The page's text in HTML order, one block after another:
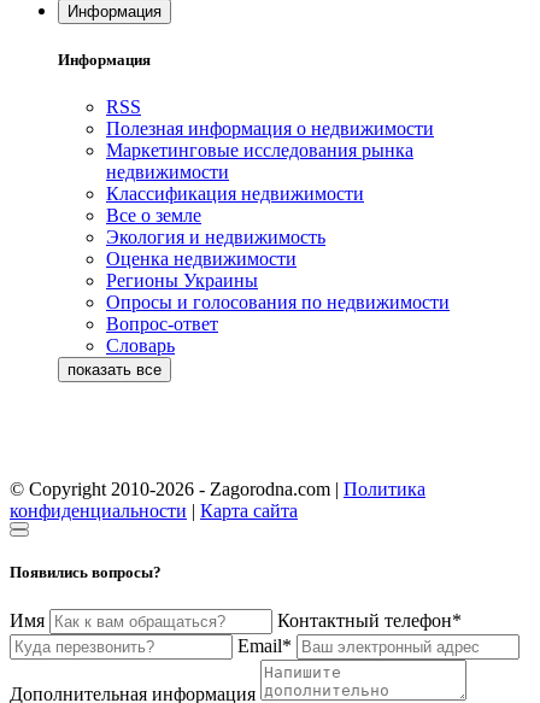
Информация
Информация
RSS
Полезная информация о недвижимости
Маркетинговые исследования рынка
недвижимости
Классификация недвижимости
Все о земле
Экология и недвижимость
Оценка недвижимости
Регионы Украины
Опросы и голосования по недвижимости
Вопрос-ответ
Словарь
© Copyright 2010-2026 - Zagorodna.com | Политика
конфиденциальности | Карта сайта
Появились вопросы?
Имя
Контактный телефон*
Email*
Дополнительная информация